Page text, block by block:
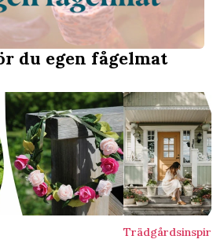
du egen fågelmat